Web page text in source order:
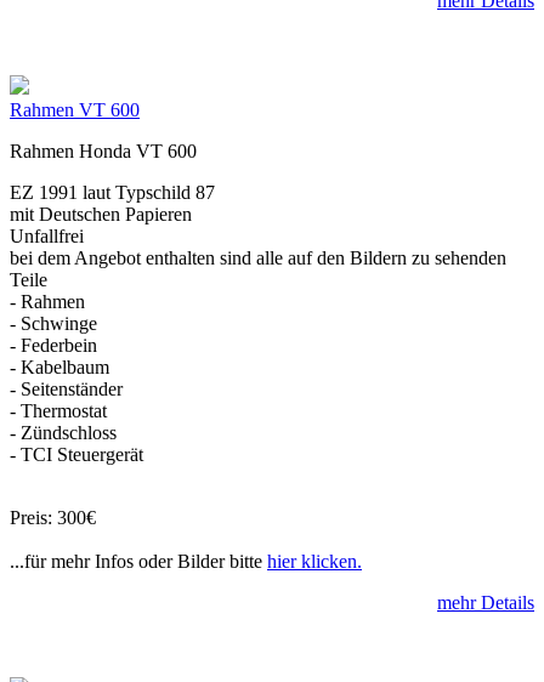
Rahmen VT 600
Rahmen Honda VT 600
EZ 1991 laut Typschild 87
mit Deutschen Papieren
Unfallfrei
bei dem Angebot enthalten sind alle auf den Bildern zu sehenden
Teile
- Rahmen
- Schwinge
- Federbein
- Kabelbaum
- Seitenständer
- Thermostat
- Zündschloss
- TCI Steuergerät
Preis: 300€
...für mehr Infos oder Bilder bitte hier klicken.
mehr Details